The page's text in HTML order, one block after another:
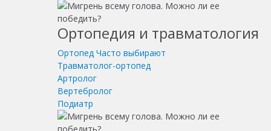
Ортопедия и травматология
Ортопед Часто выбирают
Травматолог-ортопед
Артролог
Вертебролог
Подиатр